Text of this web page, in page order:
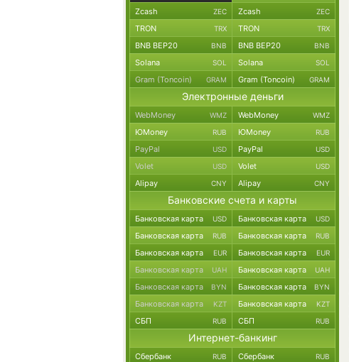
Zcash ZEC Zcash ZEC
TRON TRX TRON TRX
BNB BEP20 BNB BNB BEP20 BNB
Solana SOL Solana SOL
Gram (Toncoin) GRAM Gram (Toncoin) GRAM
Электронные деньги
WebMoney WMZ WebMoney WMZ
ЮMoney RUB ЮMoney RUB
PayPal USD PayPal USD
Volet USD Volet USD
Alipay CNY Alipay CNY
Банковские счета и карты
Банковская карта USD Банковская карта USD
Банковская карта RUB Банковская карта RUB
Банковская карта EUR Банковская карта EUR
Банковская карта UAH Банковская карта UAH
Банковская карта BYN Банковская карта BYN
Банковская карта KZT Банковская карта KZT
СБП RUB СБП RUB
Интернет-банкинг
Сбербанк RUB Сбербанк RUB